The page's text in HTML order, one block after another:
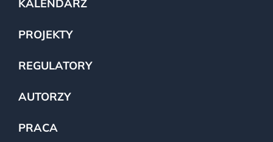
KALENDARZ
PROJEKTY
REGULATORY
AUTORZY
PRACA